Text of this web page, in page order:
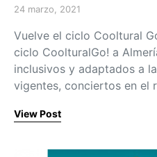
Posted on
24 marzo, 2021
Vuelve el ciclo Cooltural
ciclo CoolturalGo! a
inclusivos y adaptados a
vigentes, conciertos en el
View Post